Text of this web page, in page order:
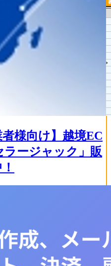
者様向け】越境EC
ージャック」販